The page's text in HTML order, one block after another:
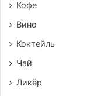
Кофе
Вино
Коктейль
Чай
Ликёр